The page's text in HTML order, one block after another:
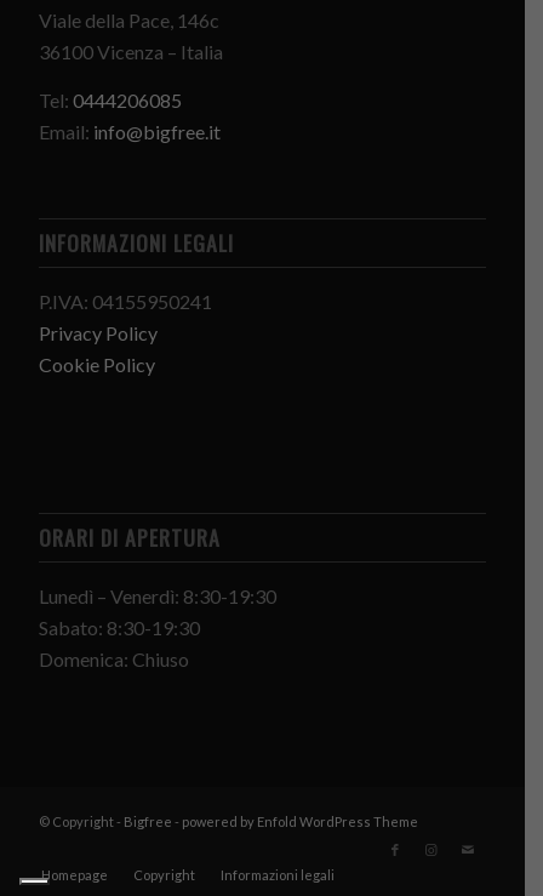
Viale della Pace, 146c
36100 Vicenza – Italia
Tel:0444206085
Email: info@bigfree.it
INFORMAZIONI LEGALI
P.IVA: 04155950241
Privacy Policy
Cookie Policy
ORARI DI APERTURA
Lunedì – Venerdì: 8:30-19:30
Sabato: 8:30-19:30
Domenica: Chiuso
© Copyright - Bigfree - powered by Enfold WordPress Theme
Homepage Copyright Informazioni legali